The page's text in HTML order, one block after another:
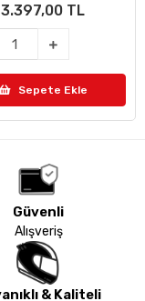
3.397,00 TL
Sepete Ekle
Güvenli
Alışveriş
& Kaliteli